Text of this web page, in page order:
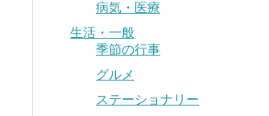
病気・医療
生活・一般
季節の行事
グルメ
ステーショナリー